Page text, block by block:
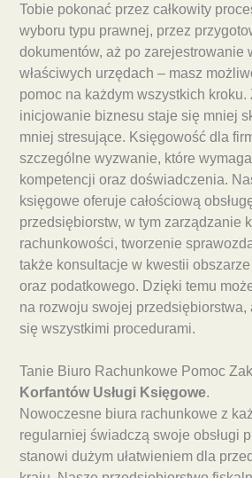
Tobie pokonać przez całkowity
wyboru typu prawnej, przez
dokumentów, aż po zarejestrowanie
właściwych urzędach – masz
pomoc na każdym wszystkich kroku.
inicjowanie biznesu staje się mniej
mniej stresujące. Księgowość dla
szczególne wyzwanie, które
kompetencji oraz doświadczenia.
księgowe oferuje całościową
przedsiębiorstw, w tym zarządzanie
rachunkowości, tworzenie
także konsultacje w kwestii
oraz podatkowego. Dzięki temu
na rozwoju swojej przedsiębiorstwa,
się wszystkimi procedurami.
Tanie Biuro Rachunkowe Pomoc
Korfantów Usługi Księgowe.
Nowoczesne biura rachunkowe z
regularniej świadczą swoje obsługi
stanowi dużym ułatwieniem dla